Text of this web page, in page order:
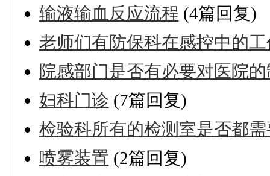
输液输血反应流程 (4篇回复)
老师们有防保科在感控中的
院感部门是否有必要对医院
妇科门诊 (7篇回复)
检验科所有的检测室是否都
喷雾装置 (2篇回复)